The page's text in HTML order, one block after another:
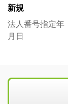
新規
法人番号指定年
月日